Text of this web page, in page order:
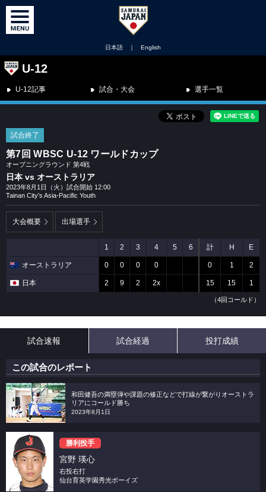
日本語 ｜ English
U-12
U-12記事 試合・大会 選手一覧
試合終了
第7回 WBSC U-12 ワールドカップ
オープニングラウンド 第4戦
日本 vs オーストラリア
2023年8月1日（火）試合開始 12:00
Tainan City's Asia-Pacific Youth
大会概要 出場選手
1 2 3 4 5 6 計 H E
オーストラリア 0 0 0 0 0 1 2
日本 2 9 2 2x 15 15 1
（4回コールド）
試合速報 試合経過 投打成績
この試合のレポート
和田健吾の満塁弾や課題の修正などで打線が繋がりオーストラ
リアにコールド勝ち
2023年8月1日
勝利投手
宮野 瑛心
右投右打
仙台育英学園秀光ボーイズ